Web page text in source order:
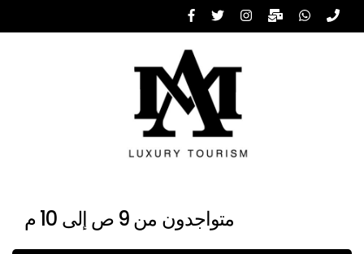
تخطى
إلى
متواجدون من 9 ص إلى 10 م